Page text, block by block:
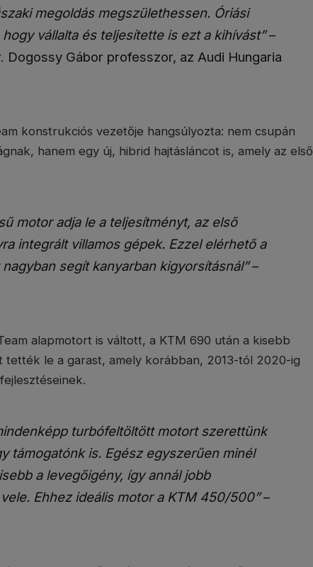
megoldás megszülethessen. Óriási
vállalta és teljesítette is ezt a kihívást”–
Gábor professzor, az Audi Hungaria
konstrukciós vezetője hangsúlyozta: nem csupán
hanem egy új, hibrid hajtásláncot is, amely az első
motor adja le a teljesítményt, az első
integrált villamos gépek. Ezzel elérhető a
segít kanyarban kigyorsításnál”–
alapmotort is váltott, a KTM 690 után a kisebb
le a garast, amely korábban, 2013-tól 2020-ig
turbófeltöltött motort szerettünk
támogatónk is. Egész egyszerűen minél
a levegőigény, így annál jobb
Ehhez ideális motor a KTM 450/500”–